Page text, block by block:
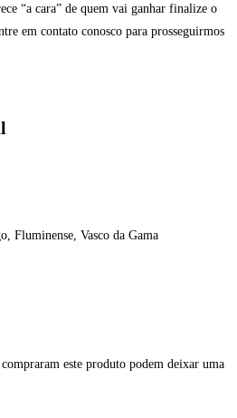
“a cara” de quem vai ganhar finalize o
em contato conosco para prosseguirmos
Fluminense, Vasco da Gama
este produto podem deixar uma